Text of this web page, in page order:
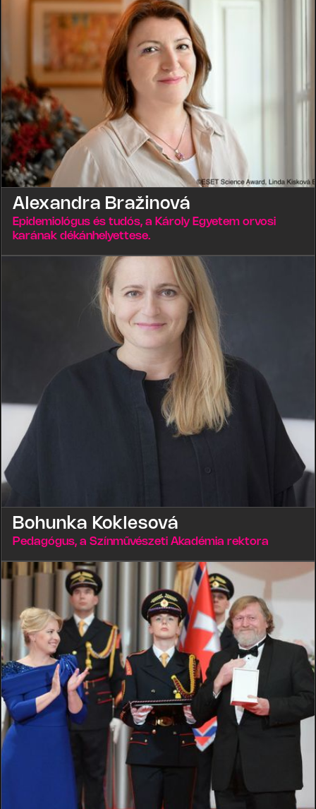
Alexandra Bražinová
Epidemiológus és tudós, a Károly Egyetem orvosi
karának dékánhelyettese.
Bohunka Koklesová
Pedagógus, a Színművészeti Akadémia rektora